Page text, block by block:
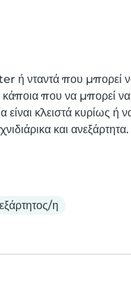
ή νταντά που μπορεί
που να μπορεί να
κλειστά κυρίως ή
και
η